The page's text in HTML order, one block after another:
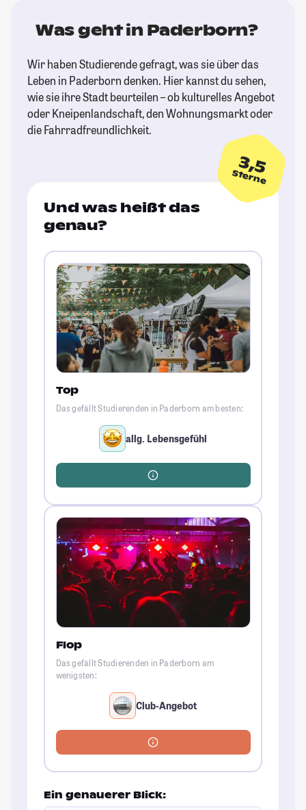
Was geht in Paderborn?
Wir haben Studierende gefragt, was sie über das
Leben in Paderborn denken. Hier kannst du sehen,
wie sie ihre Stadt beurteilen – ob kulturelles Angebot
oder Kneipenlandschaft, den Wohnungsmarkt oder
die Fahrradfreundlichkeit.
3,5
Sterne
Und was heißt das
genau?
Top
Das gefällt Studierenden in Paderborn am besten:
allg. Lebensgefühl
Flop
Das gefällt Studierenden in Paderborn am
wenigsten:
Club-Angebot
Ein genauerer Blick: